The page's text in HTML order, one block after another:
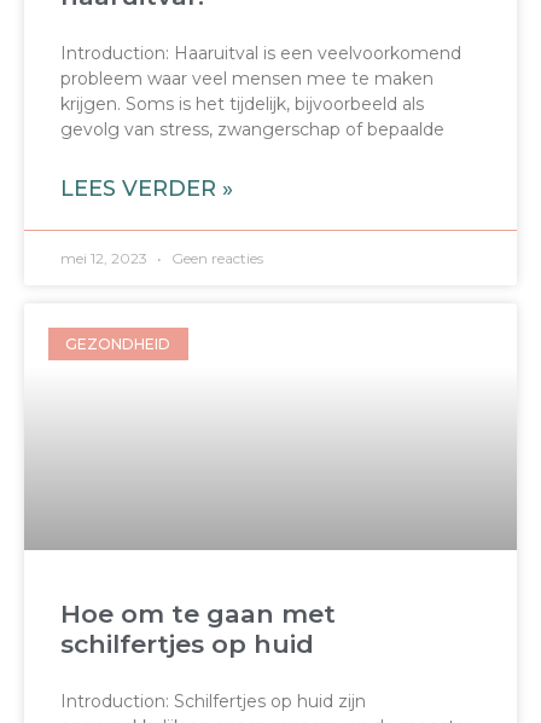
Introduction: Haaruitval is een veelvoorkomend
probleem waar veel mensen mee te maken
krijgen. Soms is het tijdelijk, bijvoorbeeld als
gevolg van stress, zwangerschap of bepaalde
LEES VERDER »
mei 12, 2023 Geen reacties
GEZONDHEID
Hoe om te gaan met
schilfertjes op huid
Introduction: Schilfertjes op huid zijn